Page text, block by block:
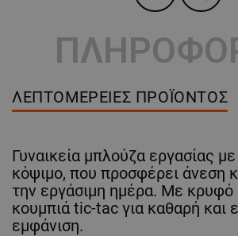
ΛΕΠΤΟΜΈΡΕΙΕΣ ΠΡΟΪΌΝΤΟΣ
Γυναικεία μπλούζα εργασίας
κόψιμο, που προσφέρει άνεση
την εργάσιμη ημέρα. Με
κουμπιά tic-tac για καθαρή και
εμφάνιση.